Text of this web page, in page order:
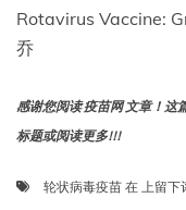
Rotavirus Vaccine:
乔
感谢您阅读 疫苗网 文章！这
标题或阅读更多!!!
轮状病毒疫苗 在 轮
上留下